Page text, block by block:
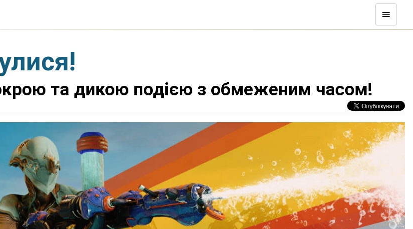
та дикою подією з обмеженим часом!